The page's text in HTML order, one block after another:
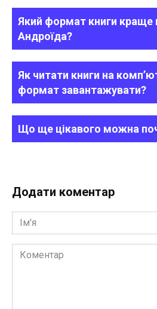
Який формат книги краще
Андроїда?
Як читати книги на
формат завантажувати?
Що ще цікавого можна
Додати коментар
Ім'я
Коментар